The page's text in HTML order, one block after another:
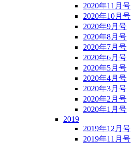
2020年11月号
2020年10月号
2020年9月号
2020年8月号
2020年7月号
2020年6月号
2020年5月号
2020年4月号
2020年3月号
2020年2月号
2020年1月号
2019
2019年12月号
2019年11月号